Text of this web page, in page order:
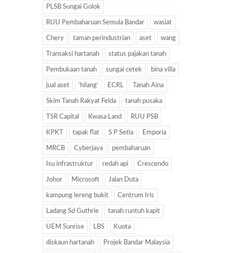
PLSB Sungai Golok
RUU Pembaharuan Semula Bandar wasiat
Chery taman perindustrian aset wang
Transaksi hartanah status pajakan tanah
Pembukaan tanah sungai cetek bina villa
jual aset ‘hilang’ ECRL Tanah Aina
Skim Tanah Rakyat Felda tanah pusaka
TSR Capital Kwasa Land RUU PSB
KPKT tapak flat S P Setia Emporia
MRCB Cyberjaya pembaharuan
Isu infrastruktur redah api Crescendo
Johor Microsoft Jalan Duta
kampung lereng bukit Centrum Iris
Ladang Sd Guthrie tanah runtuh kapit
UEM Sunrise LBS Kuota
diskaun hartanah Projek Bandar Malaysia